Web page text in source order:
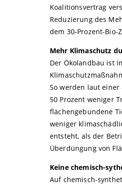
Koalitionsvertrag
Reduzierung des
dem 30-Prozent-
Mehr Klimaschutz
Der Ökolandbau ist
So werden laut
50 Prozent weniger
flächengebundene
weniger
entsteht, als der
Überdüngung von
Keine chemisch-
Auf chemisch-